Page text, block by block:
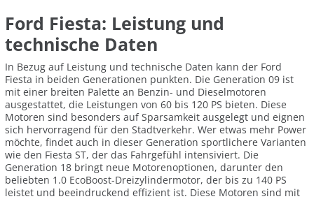
Ford Fiesta: Leistung und
technische Daten
In Bezug auf Leistung und technische Daten kann der Ford
Fiesta in beiden Generationen punkten. Die Generation 09 ist
mit einer breiten Palette an Benzin- und Dieselmotoren
ausgestattet, die Leistungen von 60 bis 120 PS bieten. Diese
Motoren sind besonders auf Sparsamkeit ausgelegt und eignen
sich hervorragend für den Stadtverkehr. Wer etwas mehr Power
möchte, findet auch in dieser Generation sportlichere Varianten
wie den Fiesta ST, der das Fahrgefühl intensiviert. Die
Generation 18 bringt neue Motorenoptionen, darunter den
beliebten 1.0 EcoBoost-Dreizylindermotor, der bis zu 140 PS
leistet und beeindruckend effizient ist. Diese Motoren sind mit